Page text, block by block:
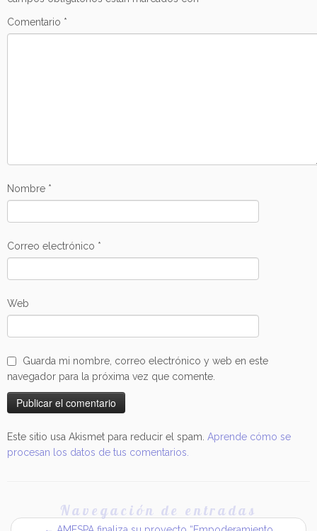
Comentario *
Nombre *
Correo electrónico *
Web
Guarda mi nombre, correo electrónico y web en este
navegador para la próxima vez que comente.
Este sitio usa Akismet para reducir el spam. Aprende cómo se
procesan los datos de tus comentarios.
Navegación de entradas